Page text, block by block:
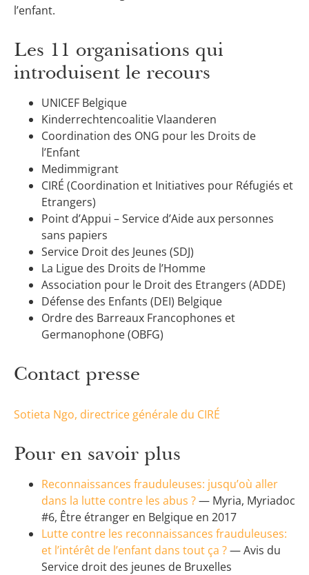
l’enfant.
Les 11 organisations qui
introduisent le recours
UNICEF Belgique
Kinderrechtencoalitie Vlaanderen
Coordination des ONG pour les Droits de
l’Enfant
Medimmigrant
CIRÉ (Coordination et Initiatives pour Réfugiés et
Etrangers)
Point d’Appui – Service d’Aide aux personnes
sans papiers
Service Droit des Jeunes (SDJ)
La Ligue des Droits de l’Homme
Association pour le Droit des Etrangers (ADDE)
Défense des Enfants (DEI) Belgique
Ordre des Barreaux Francophones et
Germanophone (OBFG)
Contact presse
Sotieta Ngo, directrice générale du CIRÉ
Pour en savoir plus
Reconnaissances frauduleuses: jusqu’où aller
dans la lutte contre les abus ?— Myria, Myriadoc
#6, Être étranger en Belgique en 2017
Lutte contre les reconnaissances frauduleuses:
et l’intérêt de l’enfant dans tout ça ?— Avis du
Service droit des jeunes de Bruxelles